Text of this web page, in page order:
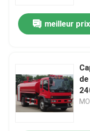
Produits
Au sujet de nous
meilleur prix